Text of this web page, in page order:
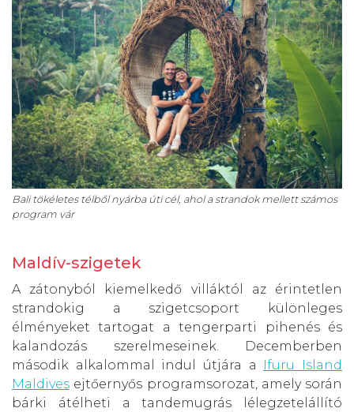
Bali tökéletes télből nyárba úti cél, ahol a strandok mellett számos
program vár
Maldív-szigetek
A zátonyból kiemelkedő villáktól az érintetlen
strandokig a szigetcsoport különleges
élményeket tartogat a tengerparti pihenés és
kalandozás szerelmeseinek. Decemberben
második alkalommal indul útjára a
Ifuru Island
Maldives ejtőernyős programsorozat, amely során
bárki átélheti a tandemugrás lélegzetelállító